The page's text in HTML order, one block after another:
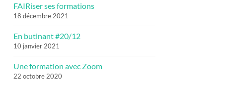
FAIRiser ses formations
18 décembre 2021
En butinant #20/12
10 janvier 2021
Une formation avec Zoom
22 octobre 2020